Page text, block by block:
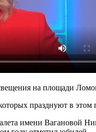
на площади
празднуют в
имени Вагановой